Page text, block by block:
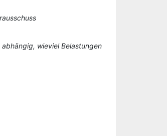
wieviel Belastungen